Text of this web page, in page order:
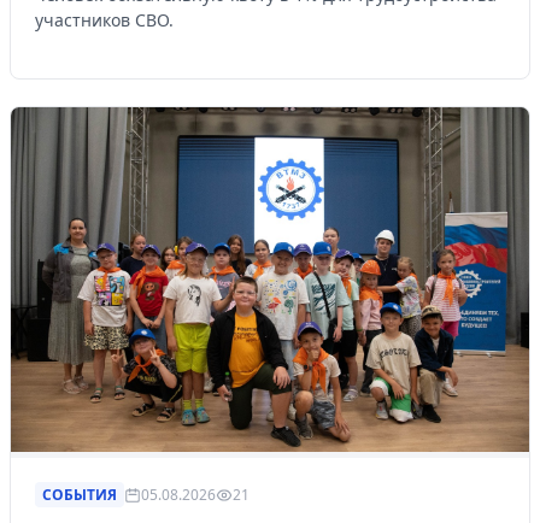
участников СВО.
СОБЫТИЯ 05.08.2026 21